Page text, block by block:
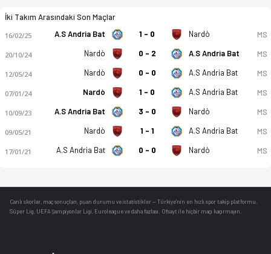
İki Takım Arasındaki Son Maçlar
16/02/25 A.S Andria Bat 1 - 0 Nardò MS
20/10/24 Nardò 0 - 2 A.S Andria Bat MS
12/05/24 Nardò 0 - 0 A.S Andria Bat MS
07/01/24 Nardò 1 - 0 A.S Andria Bat MS
10/09/23 A.S Andria Bat 3 - 0 Nardò MS
09/05/21 Nardò 1 - 1 A.S Andria Bat MS
17/01/21 A.S Andria Bat 0 - 0 Nardò MS
Canlı skorlar , maç sonuçları, puan durumu ve istatistikler — Türkiye’nin en hızlı spor takip platformu.
Süper Lig, UEFA Şampiyonlar Ligi, Euroleague ve daha fazlası. Ofsayt ile hiçbir maçı kaçırmayın.